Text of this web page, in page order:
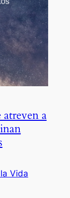
a
Vida